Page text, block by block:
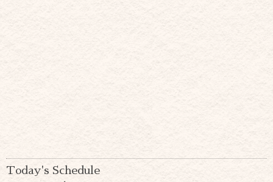
Today's Schedule